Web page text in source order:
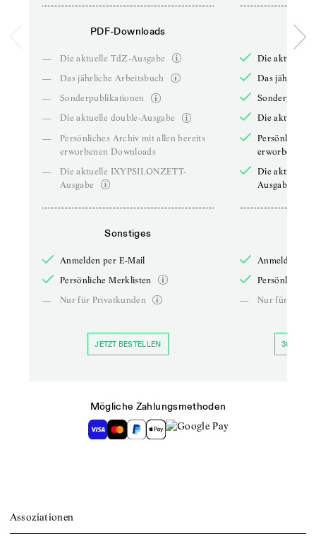
PDF-Downloads
—
Die aktuelle TdZ-Ausgabe
—
Das jährliche Arbeitsbuch
—
Sonderpublikationen
—
Die aktuelle double-Ausgabe
—
Persönliches Archiv mit allen bereits
erworbenen Downloads
—
Die aktuelle IXYPSILONZETT-
Ausgabe
Sonstiges
Anmelden per E-Mail
Persönliche Merklisten
—
Nur für Privatkunden
JETZT BESTELLEN
Die aktuelle
Das jährliche
Die aktuelle
Persönliches
erworbenen
Die aktuelle
Ausgabe
Anmelden
Persönliche
—
Nur für
30 TAGE
Mögliche Zahlungsmethoden
Assoziationen